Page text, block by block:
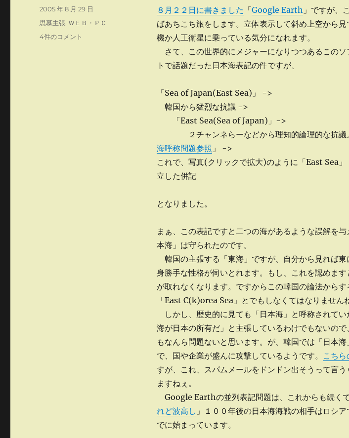
８月２２日に書きました 「Google Earth 」ですが、
ばあちこち旅をします。立体表示して斜め上空から
機か人工衛星に乗っている気分になれます。
さて、この世界的にメジャーになりつつあるこのソ
トで話題だった日本海表記の件ですが、
「Sea of Japan(East Sea)」 ->
韓国から猛烈な抗議 ->
「East Sea(Sea of Japan)」->
２チャンネらーなどから理知的論理的な抗議
海呼称問題参照 」 ->
これで、写真(クリックで拡大)のように「East Sea
立した併記
となりました。
まぁ、この表記ですと二つの海があるような誤解を
本海」は守られたのです。
韓国の主張する「東海」ですが、自分から見れば
身勝手な性格が伺いとれます。もし、これを認めま
が取れなくなります。ですからこの韓国の論法からす
「East C(k)orea Sea」とでもしなくてはなりませんね
しかし、歴史的に見ても「日本海」と呼称されて
海が日本の所有だ」と主張しているわけでもないの
もなんら問題ないと思います。が、韓国では「日本
で、国や企業が盛んに攻撃しているようです。
こち
すが、これ、スパムメールをドンドン出そうって言
ますねぇ。
Google Earthの並列表記問題は、これからも続く
れど波高し 」１００年後の日本海海戦の相手はロシ
でに始まっています。
投
稿
2005 年 8 月 29 日
カ
テ
思慕主張, ＷＥＢ・ＰＣ
「東
4件のコメント